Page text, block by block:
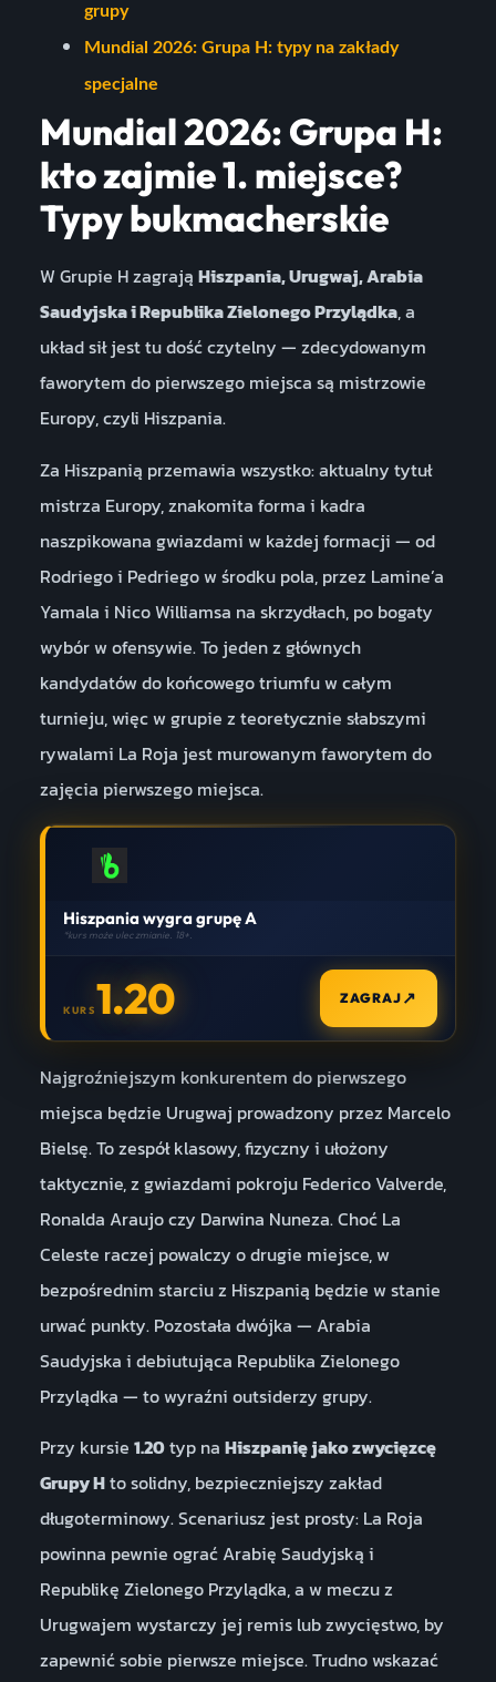
grupy
Mundial 2026: Grupa H: typy na zakłady
specjalne
Mundial 2026: Grupa H:
kto zajmie 1. miejsce?
Typy bukmacherskie
W Grupie H zagrają Hiszpania, Urugwaj, Arabia
Saudyjska i Republika Zielonego Przylądka, a
układ sił jest tu dość czytelny — zdecydowanym
faworytem do pierwszego miejsca są mistrzowie
Europy, czyli Hiszpania.
Za Hiszpanią przemawia wszystko: aktualny tytuł
mistrza Europy, znakomita forma i kadra
naszpikowana gwiazdami w każdej formacji — od
Rodriego i Pedriego w środku pola, przez Lamine’a
Yamala i Nico Williamsa na skrzydłach, po bogaty
wybór w ofensywie. To jeden z głównych
kandydatów do końcowego triumfu w całym
turnieju, więc w grupie z teoretycznie słabszymi
rywalami La Roja jest murowanym faworytem do
zajęcia pierwszego miejsca.
Hiszpania wygra grupę A
*kurs może ulec zmianie. 18+.
KURS1.20 ZAGRAJ ↗
Najgroźniejszym konkurentem do pierwszego
miejsca będzie Urugwaj prowadzony przez Marcelo
Bielsę. To zespół klasowy, fizyczny i ułożony
taktycznie, z gwiazdami pokroju Federico Valverde,
Ronalda Araujo czy Darwina Nuneza. Choć La
Celeste raczej powalczy o drugie miejsce, w
bezpośrednim starciu z Hiszpanią będzie w stanie
urwać punkty. Pozostała dwójka — Arabia
Saudyjska i debiutująca Republika Zielonego
Przylądka — to wyraźni outsiderzy grupy.
Przy kursie 1.20typ na Hiszpanię jako zwycięzcę
Grupy Hto solidny, bezpieczniejszy zakład
długoterminowy. Scenariusz jest prosty: La Roja
powinna pewnie ograć Arabię Saudyjską i
Republikę Zielonego Przylądka, a w meczu z
Urugwajem wystarczy jej remis lub zwycięstwo, by
zapewnić sobie pierwsze miejsce. Trudno wskazać